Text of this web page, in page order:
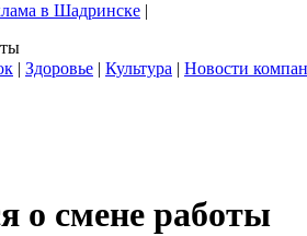
в Шадринске |
| Здоровье | Культура | Новости
о смене работы